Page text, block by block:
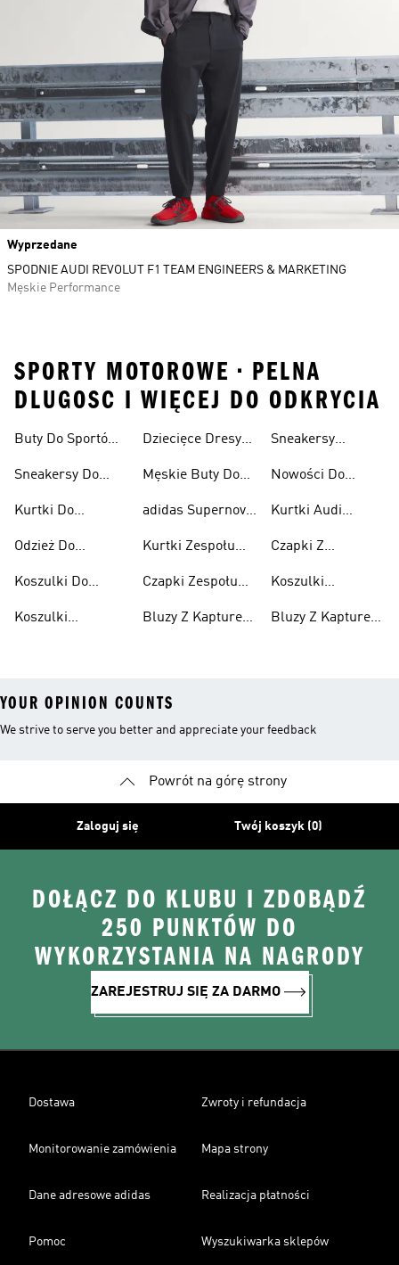
Wyprzedane
SPODNIE AUDI REVOLUT F1 TEAM ENGINEERS & MARKETING
Męskie Performance
SPORTY MOTOROWE • PELNA
DLUGOSC I WIĘCEJ DO ODKRYCIA
Buty Do Sportów
Sneakersy Do
Motorowych
Kurtki Do
Motorowych
Odzież Do
Motorowych
Koszulki Do
Motorowych
Koszulki
Wyścigowych
Dziecięce Dresy
Motorowych
Męskie Buty Do
Motorowych
adidas Supernova
Motorowych
Kurtki Zespołu
Petronas F1
Czapki Zespołu
Petronas F1
Bluzy Z Kapturem
Mercedes-amg
Petronas F1
Sneakersy
Mercedes-amg
Petronas F1
Nowości Do
Motorowych
Kurtki Audi
Czapki Z
Revolut F1 Team
Koszulki
Revolut F1 Team
Bluzy Z Kapturem
YOUR OPINION COUNTS
We strive to serve you better and appreciate your feedback
Powrót na górę strony
Zaloguj się Twój koszyk (0)
DOŁĄCZ DO KLUBU I ZDOBĄDŹ
250 PUNKTÓW DO
WYKORZYSTANIA NA NAGRODY
ZAREJESTRUJ SIĘ ZA DARMO
Dostawa Zwroty i refundacja
Monitorowanie zamówienia Mapa strony
Dane adresowe adidas Realizacja płatności
Pomoc Wyszukiwarka sklepów